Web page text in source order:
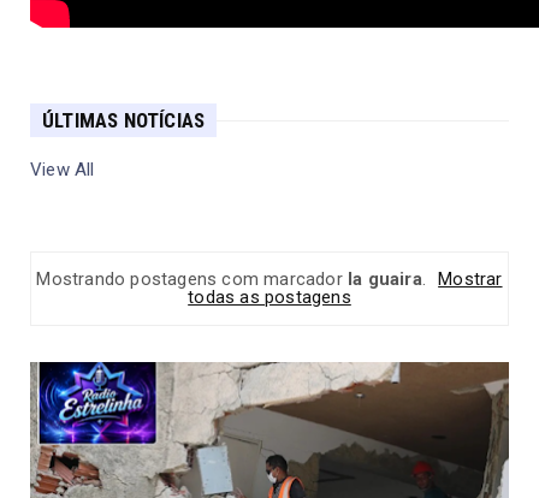
ÚLTIMAS NOTÍCIAS
View All
Mostrando postagens com marcador la guaira.
Mostrar
todas as postagens